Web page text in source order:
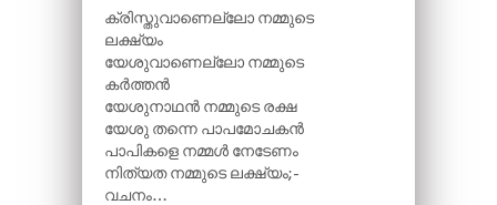
ക്രിസ്തുവാണെല്ലോ നമ്മുടെ
ലക്ഷ്യം
യേശുവാണെല്ലോ നമ്മുടെ
കർത്തൻ
യേശുനാഥൻ നമ്മുടെ രക്ഷ
യേശു തന്നെ പാപമോചകൻ
പാപികളെ നമ്മൾ നേടേണം
നിത്യത നമ്മുടെ ലക്ഷ്യം;-
വചനം…